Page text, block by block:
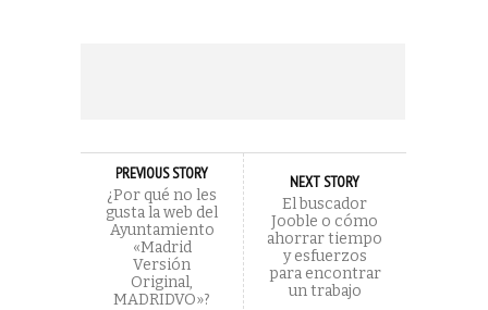
PREVIOUS STORY
¿Por qué no les
gusta la web del
Ayuntamiento
«Madrid
Versión
Original,
MADRIDVO»?
NEXT STORY
El buscador
Jooble o cómo
ahorrar tiempo
y esfuerzos
para encontrar
un trabajo